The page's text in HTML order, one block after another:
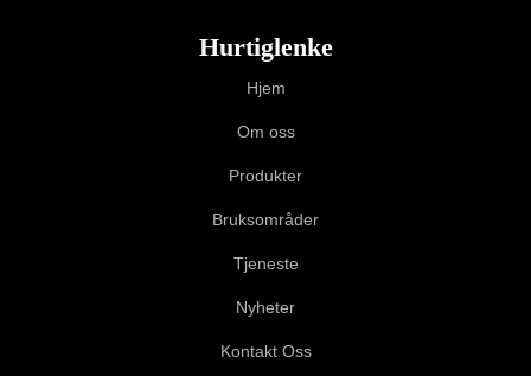
Hurtiglenke
Hjem
Om oss
Produkter
Bruksområder
Tjeneste
Nyheter
Kontakt Oss